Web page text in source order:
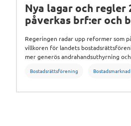
Nya lagar och regler
påverkas brf:er och
Regeringen radar upp reformer som
villkoren för landets
mer generös andrahandsuthyrning
nu.
Bostadsrättsförening Bostadsmarknad